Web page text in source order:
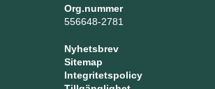
Org.nummer
556648-2781
Nyhetsbrev
Sitemap
Integritetspolicy